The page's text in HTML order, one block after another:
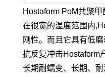
Hostaform PoM共聚
在很宽的温度范围内
刚性。而且它具有低
抗反复冲击Hostaform
长期耐蠕变、长期、